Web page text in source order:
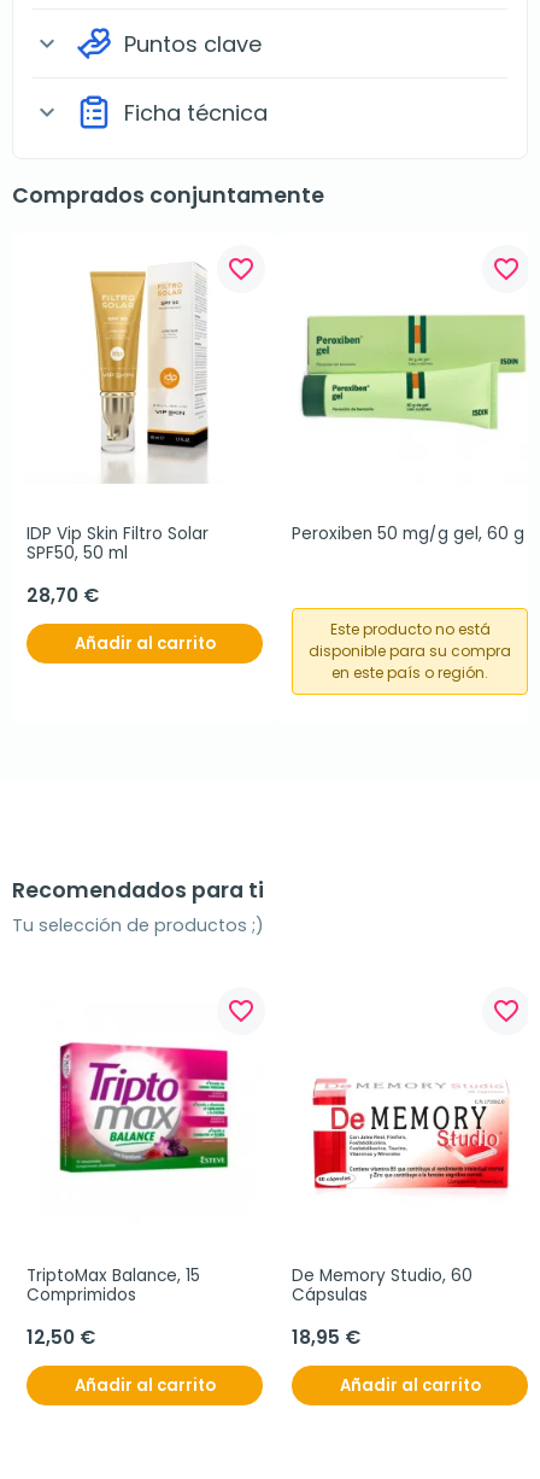
expand_more Puntos clave
expand_more Ficha técnica
Comprados conjuntamente
favorite_border
IDP Vip Skin Filtro Solar
SPF50, 50 ml
28,70 €
Añadir al carrito
favorite_border
Peroxiben 50 mg/g gel, 60 g
Este producto no está
disponible para su compra
en este país o región.
Recomendados para ti
Tu selección de productos ;)
favorite_border
TriptoMax Balance, 15
Comprimidos
12,50 €
Añadir al carrito
favorite_border
De Memory Studio, 60
Cápsulas
18,95 €
Añadir al carrito